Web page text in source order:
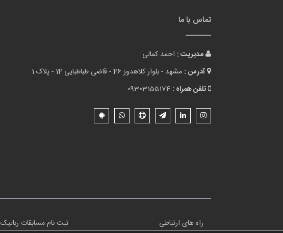
تماس با ما
مدیریت : احمد کمالی
آدرس : مشهد - بلوار کلاهدوز 46 - قاضی طباطبایی 14 - پلاک 1
تلفن همراه : 09303155174
راه های ارتباطی ثبت نام مسابقات رباتیک